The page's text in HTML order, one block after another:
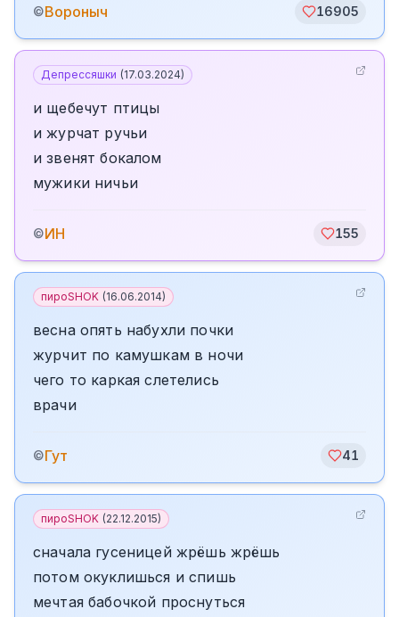
©Вороныч 16905
Депрессяшки (17.03.2024)
и щебечут птицы
и журчат ручьи
и звенят бокалом
мужики ничьи
©ИН 155
пироSHOK (16.06.2014)
весна опять набухли почки
журчит по камушкам в ночи
чего то каркая слетелись
врачи
©Гут 41
пироSHOK (22.12.2015)
сначала гусеницей жрёшь жрёшь
потом окуклишься и спишь
мечтая бабочкой проснуться